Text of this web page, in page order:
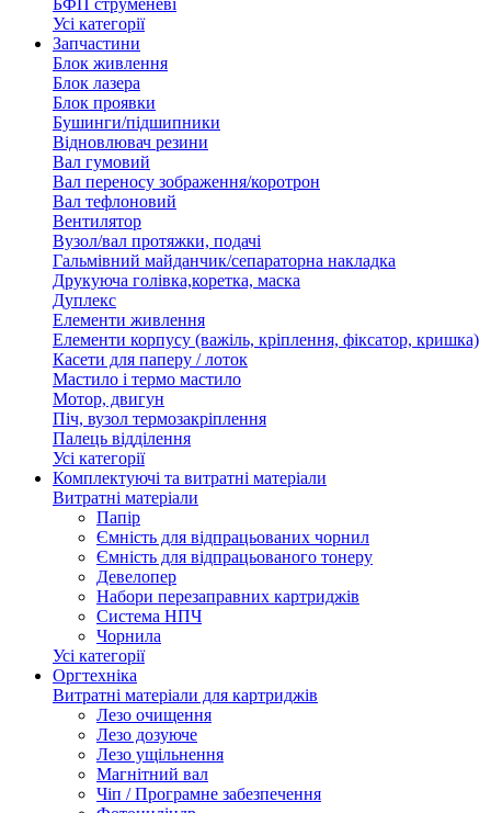
Усі категорії
Запчастини
Блок живлення
Блок лазера
Блок проявки
Бушинги/підшипники
Відновлювач резини
Вал гумовий
Вал переносу зображення/коротрон
Вал тефлоновий
Вентилятор
Вузол/вал протяжки, подачі
Гальмівний майданчик/сепараторна накладка
Друкуюча голівка,коретка, маска
Дуплекс
Елементи живлення
Елементи корпусу (важіль, кріплення, фіксатор, кришка)
Касети для паперу / лоток
Мастило і термо мастило
Мотор, двигун
Піч, вузол термозакріплення
Палець відділення
Усі категорії
Комплектуючі та витратні матеріали
Витратні матеріали
Папір
Ємність для відпрацьованих чорнил
Ємність для відпрацьованого тонеру
Девелопер
Набори перезаправних картриджів
Система НПЧ
Чорнила
Усі категорії
Оргтехніка
Витратні матеріали для картриджів
Лезо очищення
Лезо дозуюче
Лезо ущільнення
Магнітний вал
Чіп / Програмне забезпечення